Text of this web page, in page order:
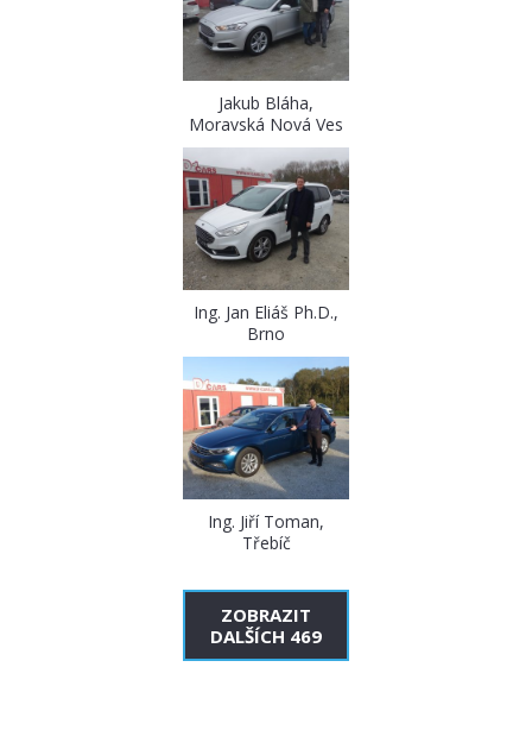
Jakub Bláha,
Moravská Nová Ves
Ing. Jan Eliáš Ph.D.,
Brno
Ing. Jiří Toman,
Třebíč
ZOBRAZIT
DALŠÍCH 469